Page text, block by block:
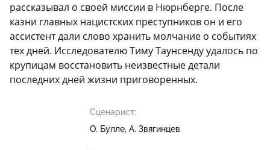
рассказывал о своей миссии в Нюрнберге. После
казни главных нацистских преступников он и его
ассистент дали слово хранить молчание о событиях
тех дней. Исследователю Тиму Таунсенду удалось по
крупицам восстановить неизвестные детали
последних дней жизни приговоренных.
Сценарист:
О. Булле А. Звягинцев